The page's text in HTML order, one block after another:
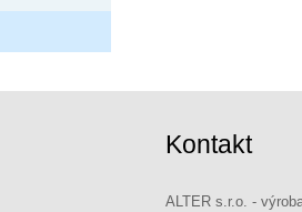
Kontakt
ALTER s.r.o. -